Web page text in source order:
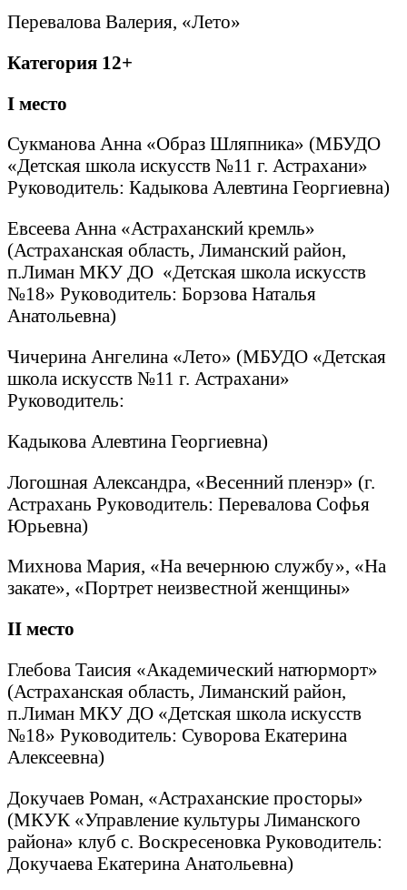
Перевалова Валерия, «Лето»
Категория 12+
I место
Сукманова Анна «Образ Шляпника» (МБУДО
«Детская школа искусств №11 г. Астрахани»
Руководитель: Кадыкова Алевтина Георгиевна)
Евсеева Анна «Астраханский кремль»
(Астраханская область, Лиманский район,
п.Лиман МКУ ДО «Детская школа искусств
№18» Руководитель: Борзова Наталья
Анатольевна)
Чичерина Ангелина «Лето» (МБУДО «Детская
школа искусств №11 г. Астрахани»
Руководитель:
Кадыкова Алевтина Георгиевна)
Логошная Александра, «Весенний пленэр» (г.
Астрахань Руководитель: Перевалова Софья
Юрьевна)
Михнова Мария, «На вечернюю службу», «На
закате», «Портрет неизвестной женщины»
II место
Глебова Таисия «Академический натюрморт»
(Астраханская область, Лиманский район,
п.Лиман МКУ ДО «Детская школа искусств
№18» Руководитель: Суворова Екатерина
Алексеевна)
Докучаев Роман, «Астраханские просторы»
(МКУК «Управление культуры Лиманского
района» клуб с. Воскресеновка Руководитель:
Докучаева Екатерина Анатольевна)